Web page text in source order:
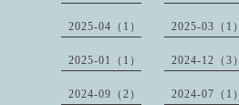
2025-04（1） 2025-03（1）
2025-01（1） 2024-12（3）
2024-09（2） 2024-07（1）